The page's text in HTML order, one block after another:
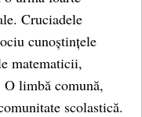
Cruciadele
cunoștințele
matematicii,
limbă comună,
scolastică.